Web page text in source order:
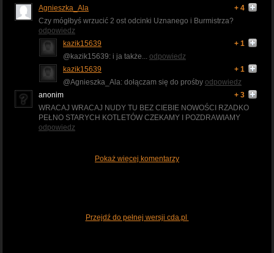
Agnieszka_Ala
+ 4
Czy mógłbyś wrzucić 2 ost odcinki Uznanego i Burmistrza?
odpowiedz
kazik15639
+ 1
@kazik15639: i ja także... odpowiedz
kazik15639
+ 1
@Agnieszka_Ala: dołączam się do prośby odpowiedz
anonim
+ 3
WRACAJ WRACAJ NUDY TU BEZ CIEBIE NOWOŚCI RZADKO
PEŁNO STARYCH KOTLETÓW CZEKAMY I POZDRAWIAMY
odpowiedz
Pokaż więcej komentarzy
Przejdź do pełnej wersji cda.pl